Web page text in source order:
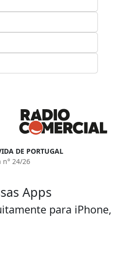
DE PORTUGAL
n° 24/26
Apps
para iPhone,